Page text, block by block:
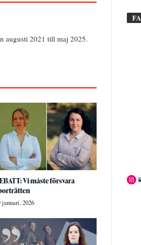
augusti 2021 till maj 2025.
Vi måste försvara
januari, 2026